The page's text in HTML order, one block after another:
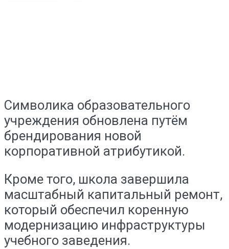
Символика образовательного
учреждения обновлена путём
брендирования новой
корпоративной атрибутикой.
Кроме того, школа завершила
масштабный капитальный ремонт,
который обеспечил коренную
модернизацию инфраструктуры
учебного заведения.